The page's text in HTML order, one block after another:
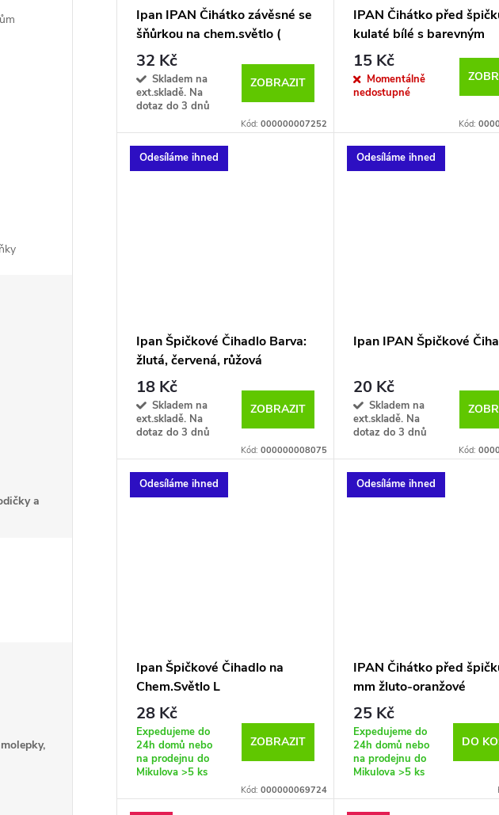
a
Ipan IPAN Čihátko závěsné se
šňůrkou na chem.světlo (
bíločerné se zeleným koncem
32 Kč
Skladem na
ext.skladě. Na
dotaz do 3 dnů
ZOBRAZIT
Kód:000000007252
IPAN Čihátko před
kulaté bílé s barevným
proužkem 1gr
15 Kč
Momentálně
nedostupné
Kód:
Odesíláme ihned
Ipan Špičkové Čihadlo Barva:
žlutá, červená, růžová
18 Kč
Skladem na
ext.skladě. Na
dotaz do 3 dnů
ZOBRAZIT
Kód:000000008075
Odesíláme ihned
Ipan IPAN Špičkové
20 Kč
Skladem na
ext.skladě. Na
dotaz do 3 dnů
Kód:
Odesíláme ihned
Ipan Špičkové Čihadlo na
Chem.Světlo L
28 Kč
Expedujeme do
24h domů nebo
na prodejnu do
Mikulova >5 ks
ZOBRAZIT
Kód:000000069724
Odesíláme ihned
IPAN Čihátko před
mm žluto-oranžové
25 Kč
Expedujeme do
24h domů nebo
na prodejnu do
Mikulova>5 ks
DO